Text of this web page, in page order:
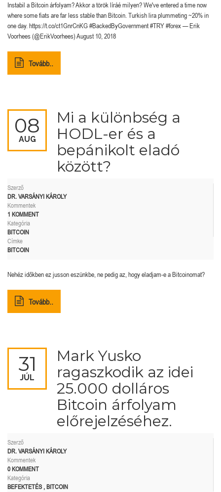
Instabil a Bitcoin árfolyam? Akkor a török líráé milyen? We've entered a time now
where some fiats are far less stable than Bitcoin. Turkish lira plummeting ~20% in
one day. https://t.co/ct1GnrCnKG #BackedByGovernment #TRY #forex — Erik
Voorhees (@ErikVoorhees) August 10, 2018
Tovább..
08
AUG
Mi a különbség a
HODL-er és a
bepánikolt eladó
között?
Szerző
DR. VARSÁNYI KÁROLY
Kommentek
1 KOMMENT
Kategória
BITCOIN
Címke
BITCOIN
Nehéz időkben ez jusson eszünkbe, ne pedig az, hogy eladjam-e a Bitcoinomat?
Tovább..
31
JÚL
Mark Yusko
ragaszkodik az idei
25.000 dolláros
Bitcoin árfolyam
előrejelzéséhez.
Szerző
DR. VARSÁNYI KÁROLY
Kommentek
0 KOMMENT
Kategória
BEFEKTETÉS , BITCOIN